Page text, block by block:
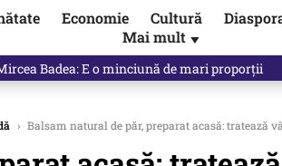
Economie Cultură
Mai mult ▼
ANCPI. Când va fi pus sistemul în funcțiune
› Balsam natural de păr, preparat acasă: tratează